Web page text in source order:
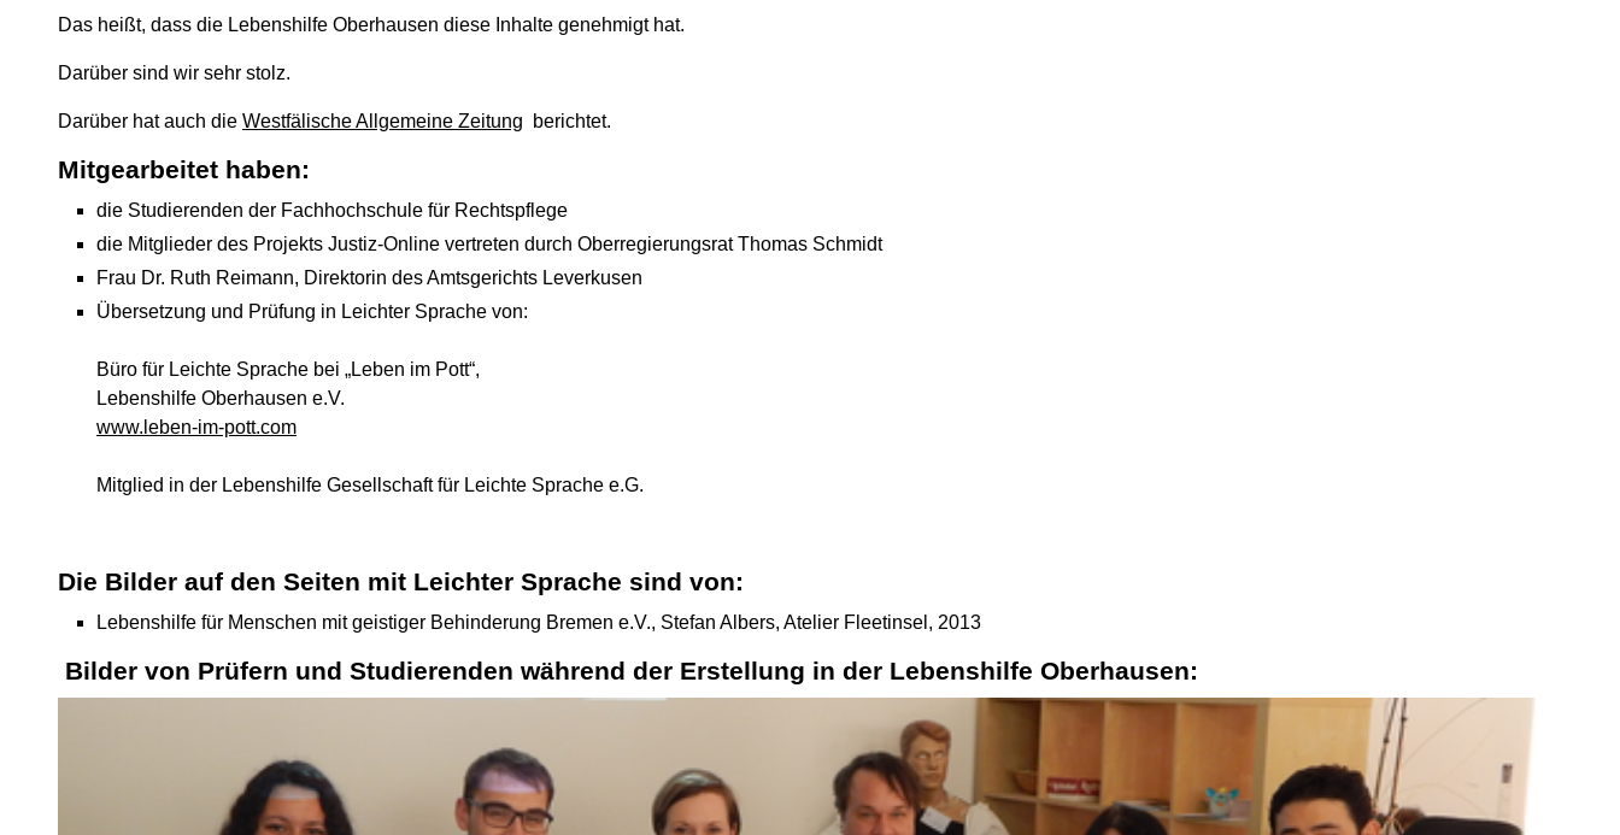
Das heißt, dass die Lebenshilfe Oberhausen diese Inhalte genehmigt hat.
Darüber sind wir sehr stolz.
Darüber hat auch die Westfälische Allgemeine Zeitung berichtet.
Mitgearbeitet haben:
die Studierenden der Fachhochschule für Rechtspflege
die Mitglieder des Projekts Justiz-Online vertreten durch Oberregierungsrat Thomas Schmidt
Frau Dr. Ruth Reimann, Direktorin des Amtsgerichts Leverkusen
Übersetzung und Prüfung in Leichter Sprache von:
Büro für Leichte Sprache bei „Leben im Pott“,
Lebenshilfe Oberhausen e.V.
www.leben-im-pott.com
Mitglied in der Lebenshilfe Gesellschaft für Leichte Sprache e.G.
Die Bilder auf den Seiten mit Leichter Sprache sind von:
Lebenshilfe für Menschen mit geistiger Behinderung Bremen e.V., Stefan Albers, Atelier Fleetinsel, 2013
Bilder von Prüfern und Studierenden während der Erstellung in der Lebenshilfe Oberhausen: